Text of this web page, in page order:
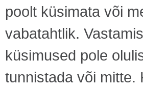
poolt küsimata või
vabatahtlik.
küsimused pole
tunnistada või mitte.